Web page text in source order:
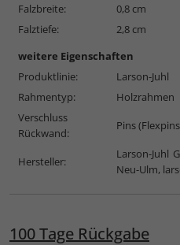
Falzbreite:
0,8 cm
Falztiefe:
2,8 cm
weitere Eigenschaften
Produktlinie:
Larson-Juhl
Rahmentyp:
Holzrahmen
Verschluss
Rückwand:
Pins
Hersteller:
Larson-Juhl
Neu-Ulm,
100 Tage Rückgabe